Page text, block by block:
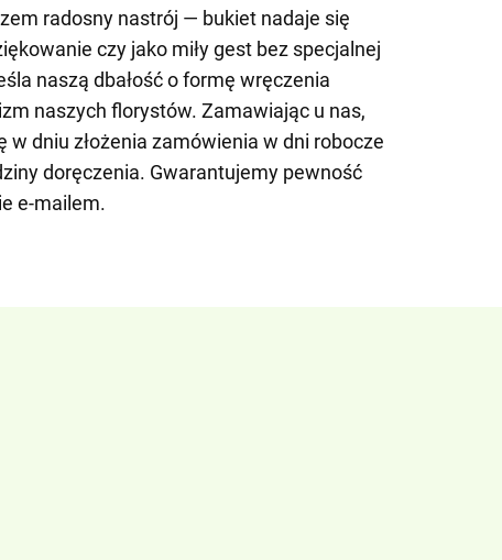
radosny nastrój — bukiet nadaje się
czy jako miły gest bez specjalnej
naszą dbałość o formę wręczenia
naszych florystów. Zamawiając u nas,
w dniu złożenia zamówienia w dni robocze
doręczenia. Gwarantujemy pewność
e-mailem.